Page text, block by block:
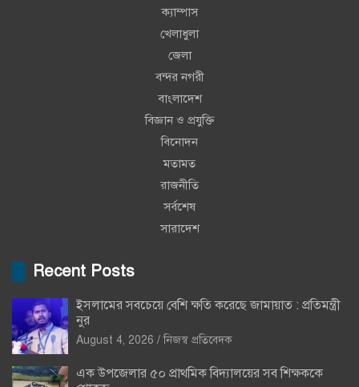
ক্যাম্পাস
খেলাধুলা
জেলা
বন্দর নগরী
বাংলাদেশ
বিজ্ঞান ও প্রযুক্তি
বিনোদন
মতামত
রাজনীতি
সর্বশেষ
সারাদেশ
Recent Posts
ইসলামের সবচেয়ে বেশি ক্ষতি করেছে জামায়াত : প্রতিমন্ত্রী
নুর
August 4, 2026 নিজস্ব প্রতিবেদক
এক উপজেলার ৫০ প্রাথমিক বিদ্যালয়ের সব শিক্ষককে